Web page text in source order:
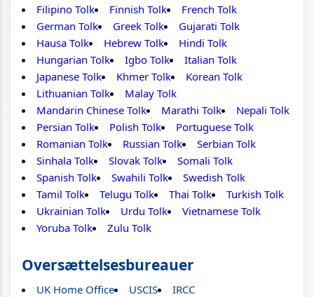
Filipino Tolk
Finnish Tolk
French Tolk
German Tolk
Greek Tolk
Gujarati Tolk
Hausa Tolk
Hebrew Tolk
Hindi Tolk
Hungarian Tolk
Igbo Tolk
Italian Tolk
Japanese Tolk
Khmer Tolk
Korean Tolk
Lithuanian Tolk
Malay Tolk
Mandarin Chinese Tolk
Marathi Tolk
Nepali Tolk
Persian Tolk
Polish Tolk
Portuguese Tolk
Romanian Tolk
Russian Tolk
Serbian Tolk
Sinhala Tolk
Slovak Tolk
Somali Tolk
Spanish Tolk
Swahili Tolk
Swedish Tolk
Tamil Tolk
Telugu Tolk Thai Tolk
Turkish Tolk
Ukrainian Tolk
Urdu Tolk
Vietnamese Tolk
Yoruba Tolk
Zulu Tolk
Oversættelsesbureauer
UK Home Office USCIS
IRCC